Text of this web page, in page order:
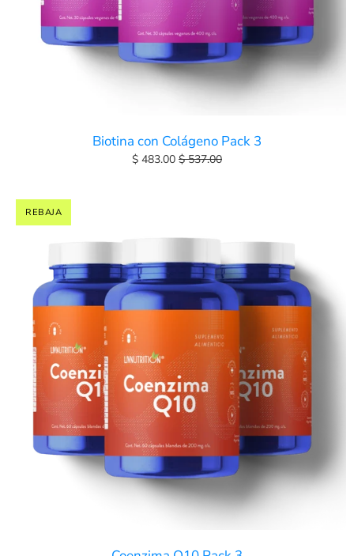
Biotina con Colágeno Pack 3
$ 483.00 $ 537.00
REBAJA